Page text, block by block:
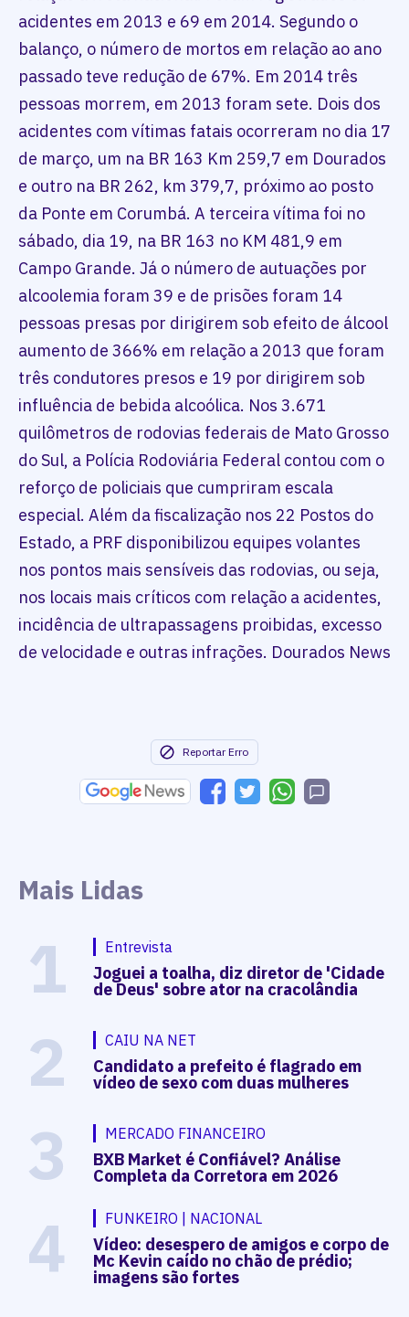
acidentes em 2013 e 69 em 2014. Segundo o
balanço, o número de mortos em relação ao ano
passado teve redução de 67%. Em 2014 três
pessoas morrem, em 2013 foram sete. Dois dos
acidentes com vítimas fatais ocorreram no dia 17
de março, um na BR 163 Km 259,7 em Dourados
e outro na BR 262, km 379,7, próximo ao posto
da Ponte em Corumbá. A terceira vítima foi no
sábado, dia 19, na BR 163 no KM 481,9 em
Campo Grande. Já o número de autuações por
alcoolemia foram 39 e de prisões foram 14
pessoas presas por dirigirem sob efeito de álcool
aumento de 366% em relação a 2013 que foram
três condutores presos e 19 por dirigirem sob
influência de bebida alcoólica. Nos 3.671
quilômetros de rodovias federais de Mato Grosso
do Sul, a Polícia Rodoviária Federal contou com o
reforço de policiais que cumpriram escala
especial. Além da fiscalização nos 22 Postos do
Estado, a PRF disponibilizou equipes volantes
nos pontos mais sensíveis das rodovias, ou seja,
nos locais mais críticos com relação a acidentes,
incidência de ultrapassagens proibidas, excesso
de velocidade e outras infrações. Dourados News
Reportar Erro
Mais Lidas
1 Entrevista
Joguei a toalha, diz diretor de 'Cidade
de Deus' sobre ator na cracolândia
2 CAIU NA NET
Candidato a prefeito é flagrado em
vídeo de sexo com duas mulheres
3 MERCADO FINANCEIRO
BXB Market é Confiável? Análise
Completa da Corretora em 2026
4 FUNKEIRO | NACIONAL
Vídeo: desespero de amigos e corpo de
Mc Kevin caído no chão de prédio;
imagens são fortes